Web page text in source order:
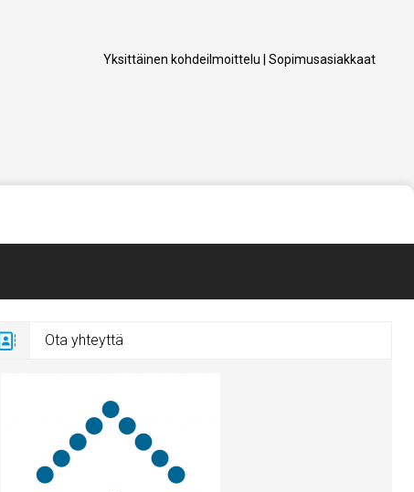
Yksittäinen kohdeilmoittelu Sopimusasiakkaat
Ota yhteyttä